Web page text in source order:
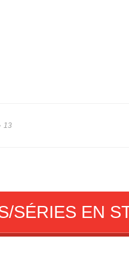
13
SÉRIES EN